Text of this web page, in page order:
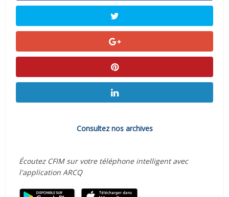
Consultez nos archives
Écoutez CFIM sur votre téléphone intelligent avec
l'application ARCQ